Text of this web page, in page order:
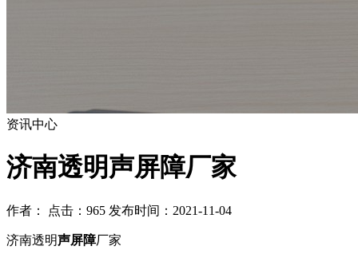
资讯中心
济南透明声屏障厂家
作者： 点击：965 发布时间：2021-11-04
济南透明声屏障厂家